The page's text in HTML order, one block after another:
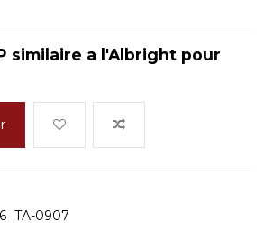
similaire a l'Albright pour
TA-0907